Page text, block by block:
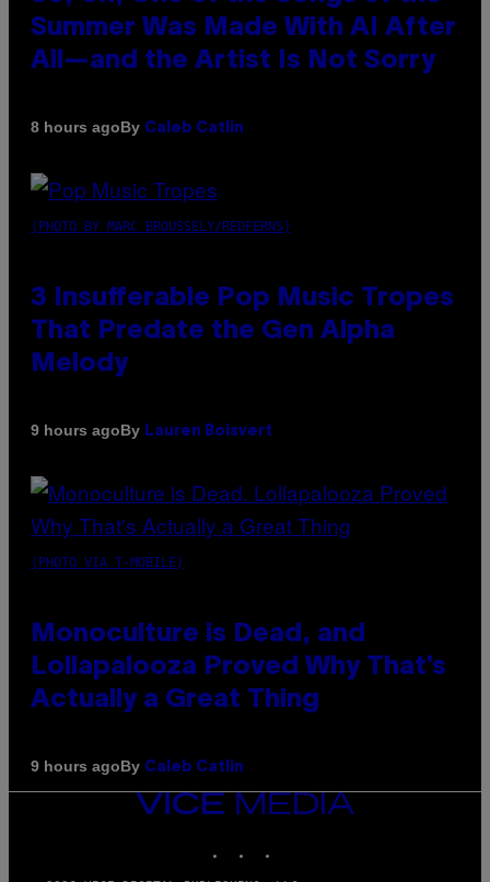
Summer Was Made With AI After
All—and the Artist Is Not Sorry
8 hours agoBy Caleb Catlin
(PHOTO BY MARC BROUSSELY/REDFERNS)
3 Insufferable Pop Music Tropes
That Predate the Gen Alpha
Melody
9 hours agoBy Lauren Boisvert
(PHOTO VIA T-MOBILE)
Monoculture is Dead, and
Lollapalooza Proved Why That’s
Actually a Great Thing
9 hours agoBy Caleb Catlin
VICE
MEDIA